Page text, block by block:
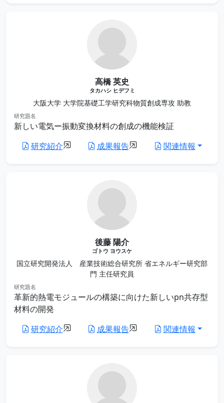
高橋 英史
タカハシ ヒデフミ
大阪大学 大学院基礎工学研究科物質創成専攻 助教
研究題名
新しい電気ー振動変換材料の創成の機能検証
研究紹介
成果報告 関連情報
後藤 陽介
ゴトウ ヨウスケ
国立研究開発法人 産業技術総合研究所 省エネルギー研究部
門 主任研究員
研究題名
革新的熱電モジュールの構築に向けた新しいpn共存型
材料の開発
研究紹介
成果報告 関連情報